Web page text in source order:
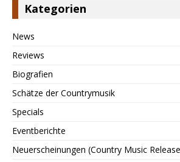
Kategorien
News
Reviews
Biografien
Schätze der Countrymusik
Specials
Eventberichte
Neuerscheinungen (Country Music